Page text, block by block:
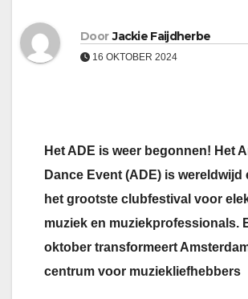
Door Jackie Faijdherbe
16 OKTOBER 2024
Het ADE is weer begonnen! Het
Dance Event (ADE) is wereldwijd
het grootste clubfestival voor
muziek en muziekprofessionals.
oktober transformeert
centrum voor muziekliefhebbers